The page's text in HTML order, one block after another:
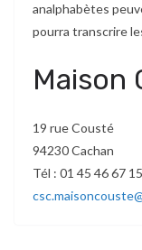
analphabètes
pourra transcrire
Maison
19 rue Cousté
94230 Cachan
Tél : 01 45 46 67 15